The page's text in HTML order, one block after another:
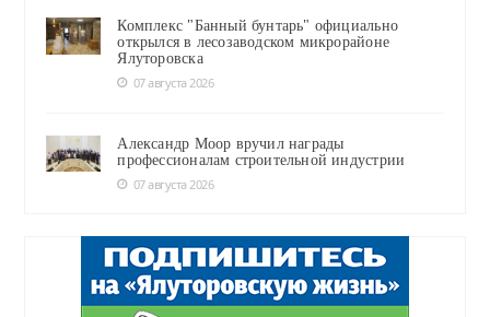
Комплекс "Банный бунтарь" официально
открылся в лесозаводском микрорайоне
Ялуторовска
07 августа 2026
Александр Моор вручил награды
профессионалам строительной индустрии
07 августа 2026